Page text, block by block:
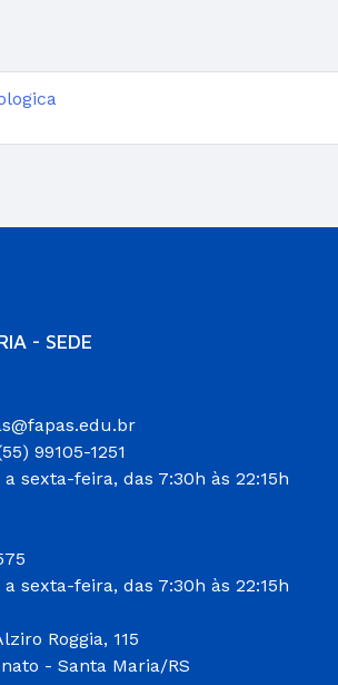
- SEDE
99105-1251
a sexta-feira, das 7:30h às 22:15h
a sexta-feira, das 7:30h às 22:15h
Roggia, 115
- Santa Maria/RS